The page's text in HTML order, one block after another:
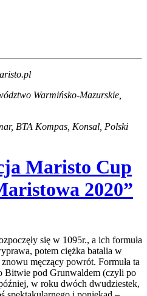
Warmińsko-Mazurskie,
BTA Kompas, Konsal, Polski
Maristo Cup
2020”
się w 1095r., a ich formuła
potem ciężka batalia w
męczący powrót. Formuła ta
Bitwie pod Grunwaldem (czyli po
w roku dwóch dwudziestek,